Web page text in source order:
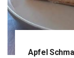
Apfel